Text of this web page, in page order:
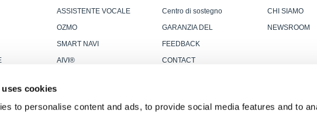
cookies
to personalise content and ads, to provide social media features and to
ASSISTENTE VOCALE
YIKO
OZMO
SMART NAVI
AIVI®
Centro di sostegno
GARANZIA DEL
PRODUTTORE
FEEDBACK
CONTACT
CHI SIAMO
NEWSROOM